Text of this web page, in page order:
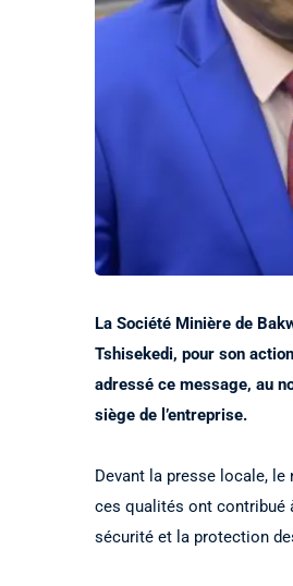
La Société Minière de
Tshisekedi, pour son
adressé ce message, au
siège de l’entreprise.
Devant la presse locale, le
ces qualités ont contribué
sécurité et la protection